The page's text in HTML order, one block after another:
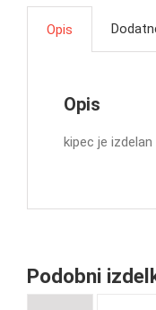
Opis
Opis
kipec je
Podobni